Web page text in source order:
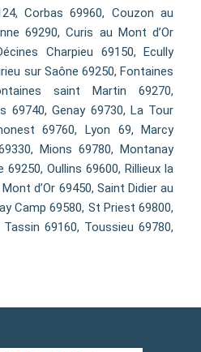
Corbas 69960, Couzon au
69290, Curis au Mont d’Or
Charpieu 69150, Ecully
sur Saône 69250, Fontaines
saint Martin 69270,
69740, Genay 69730, La Tour
69760, Lyon 69, Marcy
Mions 69780, Montanay
69250, Oullins 69600, Rillieux la
d’Or 69450, Saint Didier au
Camp 69580, St Priest 69800,
69160, Toussieu 69780,